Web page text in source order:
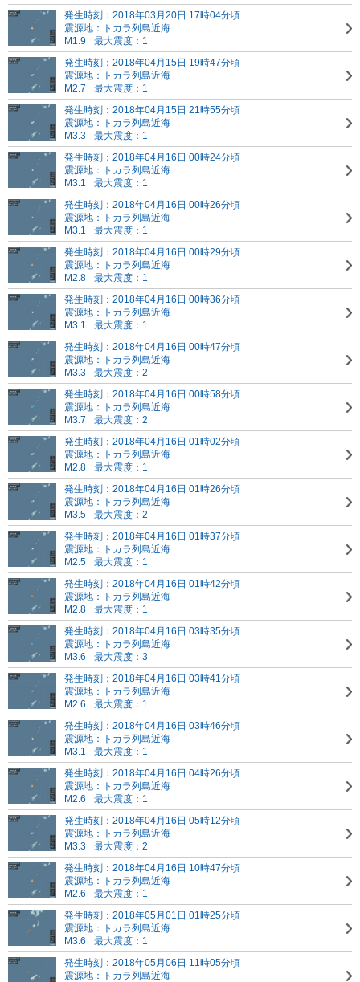
発生時刻：2018年03月20日 17時04分頃
震源地：トカラ列島近海
M1.9
最大震度：1
発生時刻：2018年04月15日 19時47分頃
震源地：トカラ列島近海
M2.7
最大震度：1
発生時刻：2018年04月15日 21時55分頃
震源地：トカラ列島近海
M3.3
最大震度：1
発生時刻：2018年04月16日 00時24分頃
震源地：トカラ列島近海
M3.1
最大震度：1
発生時刻：2018年04月16日 00時26分頃
震源地：トカラ列島近海
M3.1
最大震度：1
発生時刻：2018年04月16日 00時29分頃
震源地：トカラ列島近海
M2.8
最大震度：1
発生時刻：2018年04月16日 00時36分頃
震源地：トカラ列島近海
M3.1
最大震度：1
発生時刻：2018年04月16日 00時47分頃
震源地：トカラ列島近海
M3.3
最大震度：2
発生時刻：2018年04月16日 00時58分頃
震源地：トカラ列島近海
M3.7
最大震度：2
発生時刻：2018年04月16日 01時02分頃
震源地：トカラ列島近海
M2.8
最大震度：1
発生時刻：2018年04月16日 01時26分頃
震源地：トカラ列島近海
M3.5
最大震度：2
発生時刻：2018年04月16日 01時37分頃
震源地：トカラ列島近海
M2.5
最大震度：1
発生時刻：2018年04月16日 01時42分頃
震源地：トカラ列島近海
M2.8
最大震度：1
発生時刻：2018年04月16日 03時35分頃
震源地：トカラ列島近海
M3.6
最大震度：3
発生時刻：2018年04月16日 03時41分頃
震源地：トカラ列島近海
M2.6
最大震度：1
発生時刻：2018年04月16日 03時46分頃
震源地：トカラ列島近海
M3.1
最大震度：1
発生時刻：2018年04月16日 04時26分頃
震源地：トカラ列島近海
M2.6
最大震度：1
発生時刻：2018年04月16日 05時12分頃
震源地：トカラ列島近海
M3.3
最大震度：2
発生時刻：2018年04月16日 10時47分頃
震源地：トカラ列島近海
M2.6
最大震度：1
発生時刻：2018年05月01日 01時25分頃
震源地：トカラ列島近海
M3.6
最大震度：1
発生時刻：2018年05月06日 11時05分頃
震源地：トカラ列島近海